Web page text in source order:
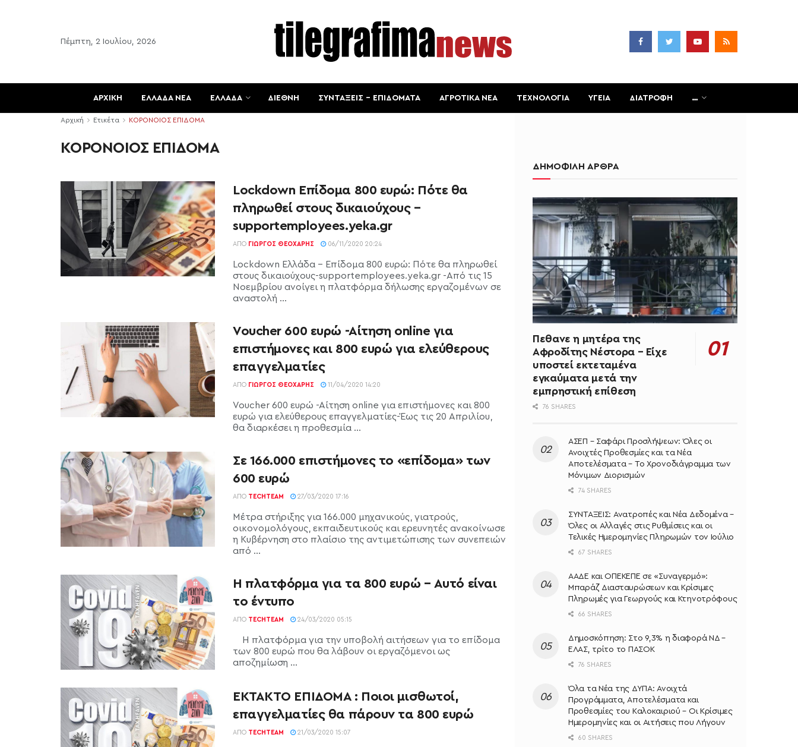
Πέμπτη, 2 Ιουλίου, 2026
ΑΡΧΙΚΗ ΕΛΛΑΔΑ ΝΕΑ ΕΛΛΑΔΑ ΔΙΕΘΝΗ ΣΥΝΤΑΞΕΙΣ – ΕΠΙΔΟΜΑΤΑ ΑΓΡΟΤΙΚΑ ΝΕΑ ΤΕΧΝΟΛΟΓΙΑ ΥΓΕΙΑ ΔΙΑΤΡΟΦΗ …
Αρχική Ετικέτα ΚΟΡΟΝΟΙΟΣ ΕΠΙΔΟΜΑ
ΚΟΡΟΝΟΙΟΣ ΕΠΙΔΟΜΑ
Lockdown Επίδομα 800 ευρώ: Πότε θα
πληρωθεί στους δικαιούχους –
supportemployees.yeka.gr
ΑΠΌ ΓΙΏΡΓΟΣ ΘΕΟΧΆΡΗΣ 06/11/2020 20:24
Lockdown Ελλάδα – Επίδομα 800 ευρώ: Πότε θα πληρωθεί
στους δικαιούχους-supportemployees.yeka.gr -Από τις 15
Νοεμβρίου ανοίγει η πλατφόρμα δήλωσης εργαζομένων σε
αναστολή ...
Voucher 600 ευρώ -Αίτηση online για
επιστήμονες και 800 ευρώ για ελεύθερους
επαγγελματίες
ΑΠΌ ΓΙΏΡΓΟΣ ΘΕΟΧΆΡΗΣ 11/04/2020 14:20
Voucher 600 ευρώ -Αίτηση online για επιστήμονες και 800
ευρώ για ελεύθερους επαγγελματίες-Έως τις 20 Απριλίου,
θα διαρκέσει η προθεσμία ...
Σε 166.000 επιστήμονες το «επίδομα» των
600 ευρώ
ΑΠΌ TECHTEAM 27/03/2020 17:16
Μέτρα στήριξης για 166.000 μηχανικούς, γιατρούς,
οικονομολόγους, εκπαιδευτικούς και ερευνητές ανακοίνωσε
η Κυβέρνηση στο πλαίσιο της αντιμετώπισης των συνεπειών
από ...
Η πλατφόρμα για τα 800 ευρώ – Αυτό είναι
το έντυπο
ΑΠΌ TECHTEAM 24/03/2020 05:15
Η πλατφόρμα για την υποβολή αιτήσεων για το επίδομα
των 800 ευρώ που θα λάβουν οι εργαζόμενοι ως
αποζημίωση ...
ΕΚΤΑΚΤΟ ΕΠΙΔΟΜΑ : Ποιοι μισθωτοί,
επαγγελματίες θα πάρουν τα 800 ευρώ
ΑΠΌ TECHTEAM 21/03/2020 15:07
ΔΗΜΟΦΙΛΗ ΑΡΘΡΑ
Πεθανε η μητέρα της
Αφροδίτης Νέστορα – Είχε
υποστεί εκτεταμένα
εγκαύματα μετά την
εμπρηστική επίθεση
76 SHARES
ΑΣΕΠ – Σαφάρι Προσλήψεων: Όλες οι
Ανοιχτές Προθεσμίες και τα Νέα
Αποτελέσματα – Το Χρονοδιάγραμμα των
Μόνιμων Διορισμών
74 SHARES
ΣΥΝΤΑΞΕΙΣ: Ανατροπές και Νέα Δεδομένα –
Όλες οι Αλλαγές στις Ρυθμίσεις και οι
Τελικές Ημερομηνίες Πληρωμών τον Ιούλιο
67 SHARES
ΑΑΔΕ και ΟΠΕΚΕΠΕ σε «Συναγερμό»:
Μπαράζ Διασταυρώσεων και Κρίσιμες
Πληρωμές για Γεωργούς και Κτηνοτρόφους
66 SHARES
Δημοσκόπηση: Στο 9,3% η διαφορά ΝΔ –
ΕΛΑΣ, τρίτο το ΠΑΣΟΚ
76 SHARES
Όλα τα Νέα της ΔΥΠΑ: Ανοιχτά
Προγράμματα, Αποτελέσματα και
Προθεσμίες του Καλοκαιριού – Οι Κρίσιμες
Ημερομηνίες και οι Αιτήσεις που Λήγουν
60 SHARES